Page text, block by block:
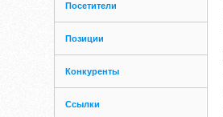
Посетители
Позиции
Конкуренты
Ссылки